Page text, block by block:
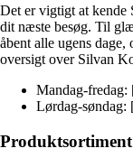
Det er vigtigt at
dit næste besøg. Til
åbent alle ugens
oversigt over Silvan
Mandag-
Lørdag-søndag: